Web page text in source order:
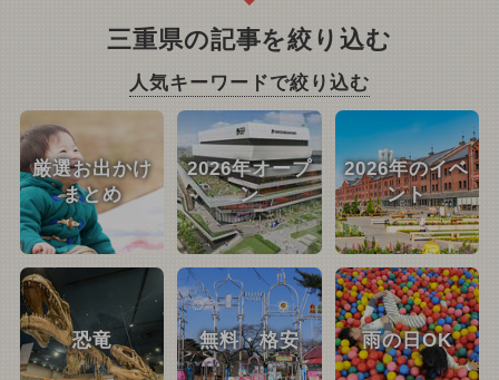
三重県の記事を絞り込む
人気キーワードで絞り込む
厳選お出かけ
まとめ
2026年オープ
ン
2026年のイベ
ント
恐竜 無料・格安 雨の日OK